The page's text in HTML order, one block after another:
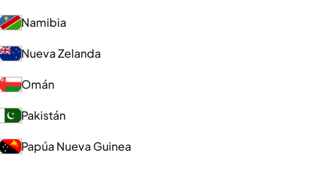
Namibia
Nueva Zelanda
Omán
Pakistán
Papúa Nueva Guinea